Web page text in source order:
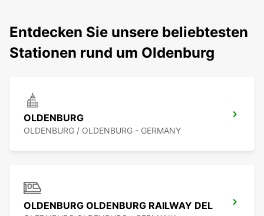
Entdecken Sie unsere beliebtesten
Stationen rund um Oldenburg
OLDENBURG
OLDENBURG / OLDENBURG - GERMANY
OLDENBURG OLDENBURG RAILWAY DEL